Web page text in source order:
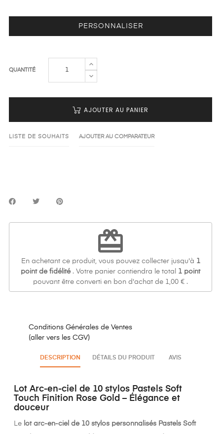
PERSONNALISER
QUANTITÉ
AJOUTER AU PANIER
LISTE DE SOUHAITS AJOUTER AU COMPARATEUR
redeem
En achetant ce produit, vous pouvez collecter jusqu'à 1
point de fidélité. Votre panier contiendra le total 1 point
pouvant être converti en bon d'achat de 1,00 € .
Conditions Générales de Ventes
(aller vers les CGV)
DESCRIPTION DÉTAILS DU PRODUIT AVIS
Lot Arc-en-ciel de 10 stylos Pastels Soft
Touch Finition Rose Gold – Élégance et
douceur
Le lot arc-en-ciel de 10 stylos personnalisés Pastels Soft